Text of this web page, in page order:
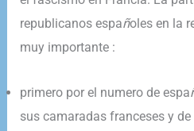
republicanos españoles en la
muy importante :
primero por el numero de espa
sus camaradas franceses y